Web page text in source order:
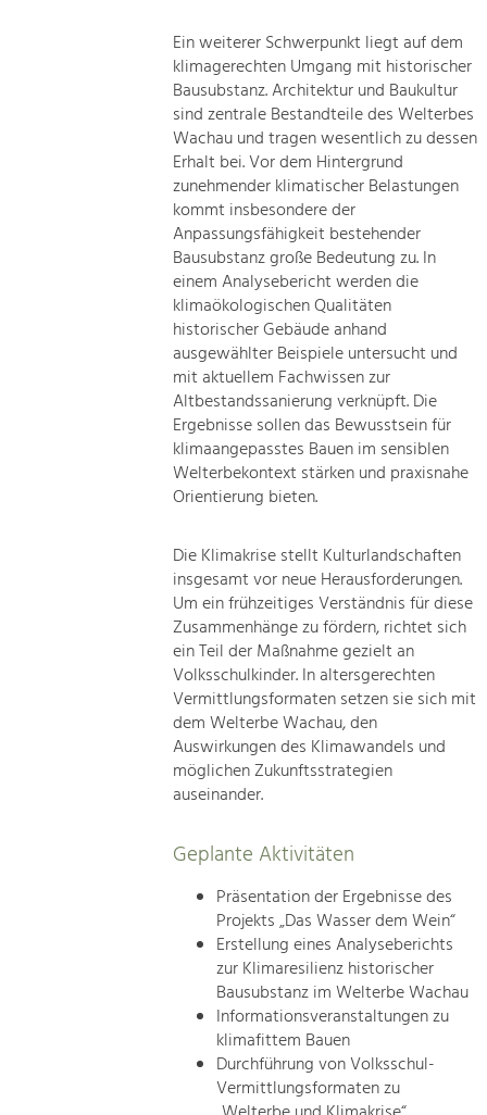
Ein weiterer Schwerpunkt liegt auf dem
klimagerechten Umgang mit historischer
Bausubstanz. Architektur und Baukultur
sind zentrale Bestandteile des Welterbes
Wachau und tragen wesentlich zu dessen
Erhalt bei. Vor dem Hintergrund
zunehmender klimatischer Belastungen
kommt insbesondere der
Anpassungsfähigkeit bestehender
Bausubstanz große Bedeutung zu. In
einem Analysebericht werden die
klimaökologischen Qualitäten
historischer Gebäude anhand
ausgewählter Beispiele untersucht und
mit aktuellem Fachwissen zur
Altbestandssanierung verknüpft. Die
Ergebnisse sollen das Bewusstsein für
klimaangepasstes Bauen im sensiblen
Welterbekontext stärken und praxisnahe
Orientierung bieten.
Die Klimakrise stellt Kulturlandschaften
insgesamt vor neue Herausforderungen.
Um ein frühzeitiges Verständnis für diese
Zusammenhänge zu fördern, richtet sich
ein Teil der Maßnahme gezielt an
Volksschulkinder. In altersgerechten
Vermittlungsformaten setzen sie sich mit
dem Welterbe Wachau, den
Auswirkungen des Klimawandels und
möglichen Zukunftsstrategien
auseinander.
Geplante Aktivitäten
Präsentation der Ergebnisse des
Projekts „Das Wasser dem Wein“
Erstellung eines Analyseberichts
zur Klimaresilienz historischer
Bausubstanz im Welterbe Wachau
Informationsveranstaltungen zu
klimafittem Bauen
Durchführung von Volksschul-
Vermittlungsformaten zu